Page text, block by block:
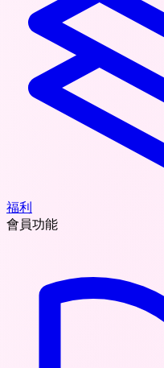
福利
會員功能